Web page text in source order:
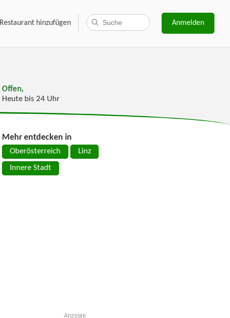
Restaurant hinzufügen Anmelden
Offen,
Heute bis 24 Uhr
Mehr entdecken in
Oberösterreich Linz
Innere Stadt
Anzeige